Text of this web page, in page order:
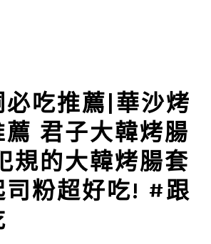
必吃推薦|華沙烤
薦 君子大韓烤腸
規的大韓烤腸套
司粉超好吃! #跟